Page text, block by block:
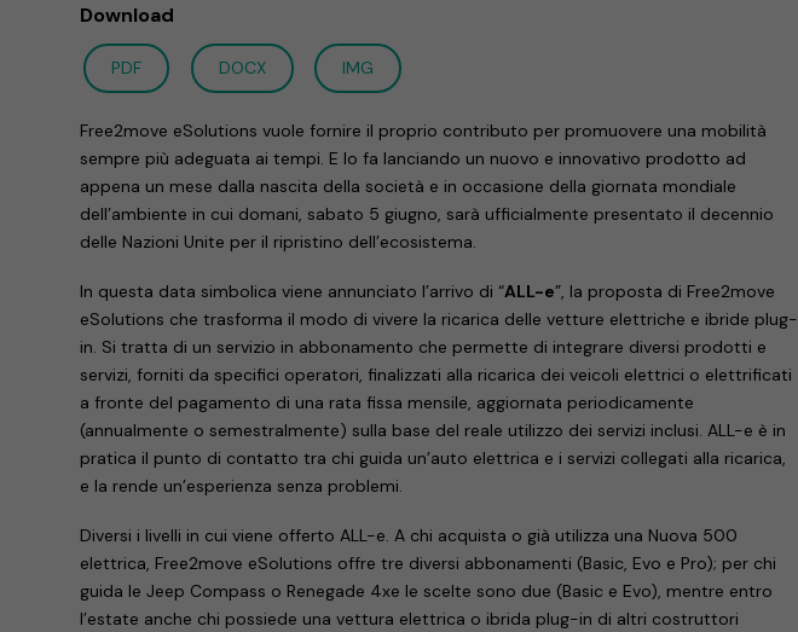
Download
PDF DOCX IMG
Free2move eSolutions vuole fornire il proprio contributo per promuovere una mobilità
sempre più adeguata ai tempi. E lo fa lanciando un nuovo e innovativo prodotto ad
appena un mese dalla nascita della società e in occasione della giornata mondiale
dell’ambiente in cui domani, sabato 5 giugno, sarà ufficialmente presentato il decennio
delle Nazioni Unite per il ripristino dell’ecosistema.
In questa data simbolica viene annunciato l’arrivo di “ALL-e”, la proposta di Free2move
eSolutions che trasforma il modo di vivere la ricarica delle vetture elettriche e ibride plug-
in. Si tratta di un servizio in abbonamento che permette di integrare diversi prodotti e
servizi, forniti da specifici operatori, finalizzati alla ricarica dei veicoli elettrici o elettrificati
a fronte del pagamento di una rata fissa mensile, aggiornata periodicamente
(annualmente o semestralmente) sulla base del reale utilizzo dei servizi inclusi. ALL-e è in
pratica il punto di contatto tra chi guida un’auto elettrica e i servizi collegati alla ricarica,
e la rende un’esperienza senza problemi.
Diversi i livelli in cui viene offerto ALL-e. A chi acquista o già utilizza una Nuova 500
elettrica, Free2move eSolutions offre tre diversi abbonamenti (Basic, Evo e Pro); per chi
guida le Jeep Compass o Renegade 4xe le scelte sono due (Basic e Evo), mentre entro
l’estate anche chi possiede una vettura elettrica o ibrida plug-in di altri costruttori